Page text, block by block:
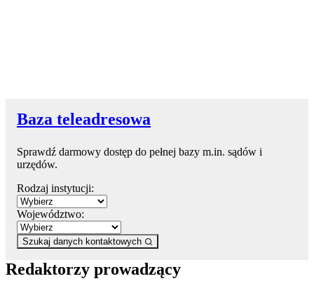
Baza teleadresowa
Sprawdź darmowy dostęp do pełnej bazy m.in. sądów i
urzędów.
Rodzaj instytucji:
Województwo:
Szukaj danych kontaktowych
Redaktorzy prowadzący